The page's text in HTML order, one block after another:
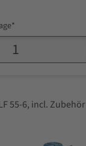
55-6, incl. Zubehör